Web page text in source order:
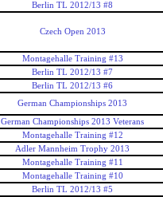
Berlin TL 2012/13 #8
Czech Open 2013
Montagehalle Training #13
Berlin TL 2012/13 #7
Berlin TL 2012/13 #6
German Championships 2013
German Championships 2013 Veterans
Montagehalle Training #12
Adler Mannheim Trophy 2013
Montagehalle Training #11
Montagehalle Training #10
Berlin TL 2012/13 #5